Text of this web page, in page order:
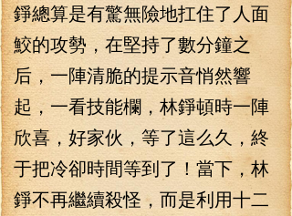
錚總算是有驚無險地扛住了人面
鮫的攻勢，在堅持了數分鐘之
后，一陣清脆的提示音悄然響
起，一看技能欄，林錚頓時一陣
欣喜，好家伙，等了這么久，終
于把冷卻時間等到了！當下，林
錚不再繼續殺怪，而是利用十二